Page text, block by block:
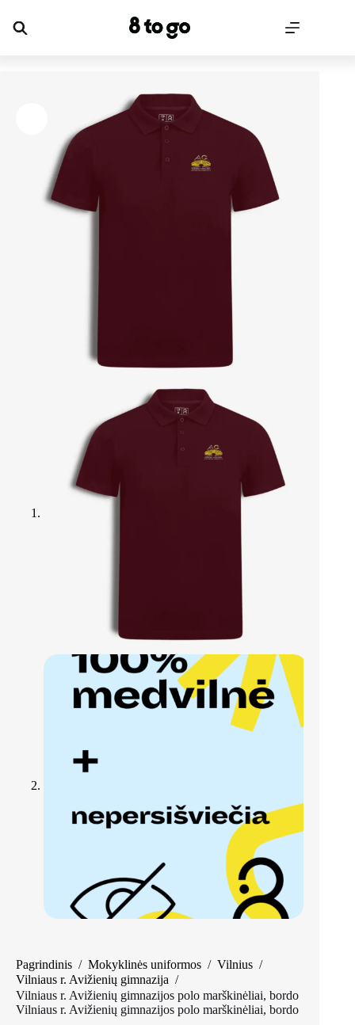
Pagrindinis / Mokyklinės uniformos / Vilnius /
Vilniaus r. Avižienių gimnazija /
Vilniaus r. Avižienių gimnazijos polo marškinėliai, bordo
Vilniaus r. Avižienių gimnazijos polo marškinėliai, bordo